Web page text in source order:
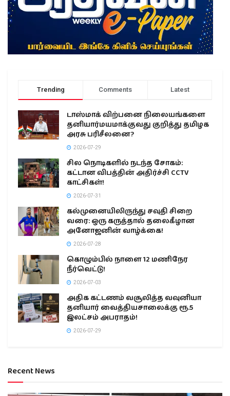
Trending Comments Latest
டாஸ்மாக் விற்பனை நிலையங்களை
தனியார்மயமாக்குவது குறித்து தமிழக
அரசு பரிசீலனை?
2026-07-29
சில நொடிகளில் நடந்த சோகம்:
கட்டான விபத்தின் அதிர்ச்சி CCTV
காட்சிகள்!
2026-07-31
கல்முனையிலிருந்து சவுதி சிறை
வரை: ஒரு கருத்தால் தலைகீழான
அனோஜனின் வாழ்க்கை!
2026-07-28
கொழும்பில் நாளை 12 மணிநேர
நீர்வெட்டு!
2026-07-03
அதிக கட்டணம் வசூலித்த வவுனியா
தனியார் வைத்தியசாலைக்கு ரூ.5
இலட்சம் அபராதம்!
2026-07-29
Recent News